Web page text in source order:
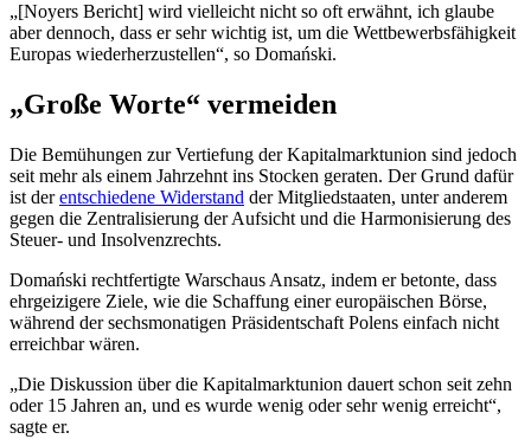
„[Noyers Bericht] wird vielleicht nicht so oft erwähnt, ich glaube
aber dennoch, dass er sehr wichtig ist, um die Wettbewerbsfähigkeit
Europas wiederherzustellen“, so Domański.
„Große Worte“ vermeiden
Die Bemühungen zur Vertiefung der Kapitalmarktunion sind jedoch
seit mehr als einem Jahrzehnt ins Stocken geraten. Der Grund dafür
ist derentschiedene Widerstand der Mitgliedstaaten, unter anderem
gegen die Zentralisierung der Aufsicht und die Harmonisierung des
Steuer- und Insolvenzrechts.
Domański rechtfertigte Warschaus Ansatz, indem er betonte, dass
ehrgeizigere Ziele, wie die Schaffung einer europäischen Börse,
während der sechsmonatigen Präsidentschaft Polens einfach nicht
erreichbar wären.
„Die Diskussion über die Kapitalmarktunion dauert schon seit zehn
oder 15 Jahren an, und es wurde wenig oder sehr wenig erreicht“,
sagte er.